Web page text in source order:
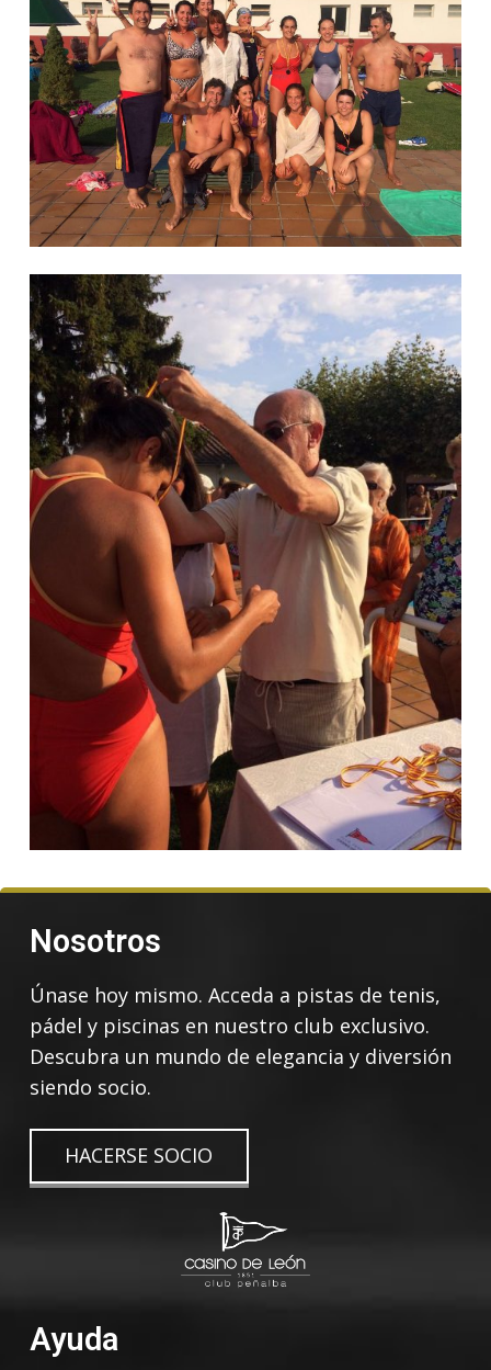
Nosotros
Únase hoy mismo. Acceda a pistas de tenis,
pádel y piscinas en nuestro club exclusivo.
Descubra un mundo de elegancia y diversión
siendo socio.
HACERSE SOCIO
Ayuda